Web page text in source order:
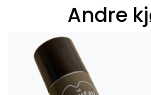
Andre